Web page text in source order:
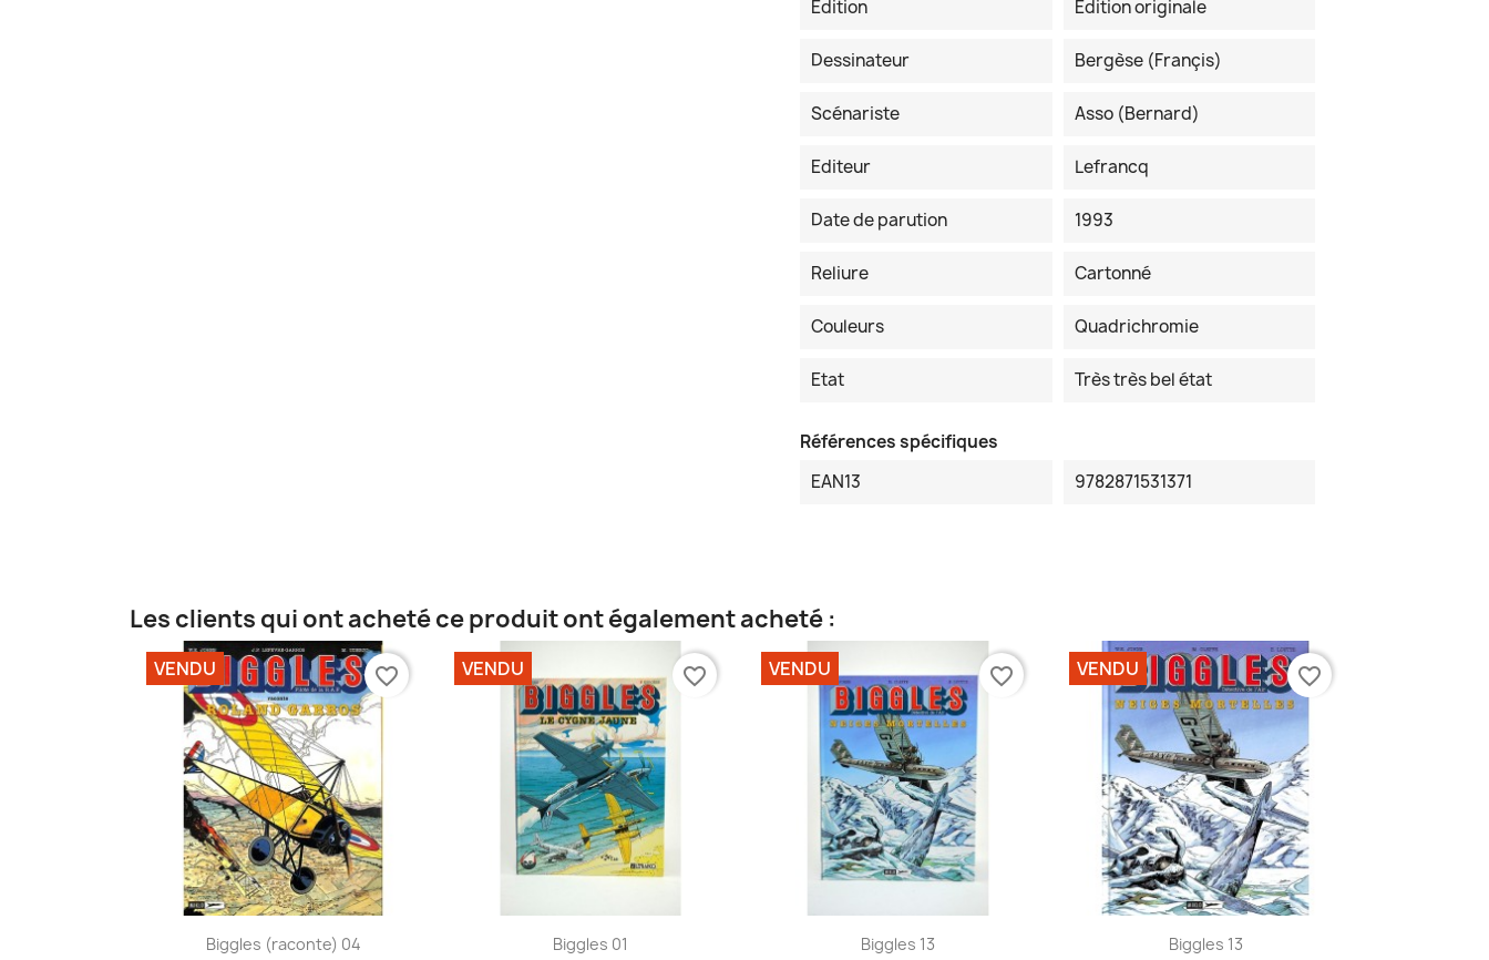
Edition
Edition originale
Dessinateur Bergèse (Françis)
Scénariste Asso (Bernard)
Editeur Lefrancq
Date de parution 1993
Reliure Cartonné
Couleurs Quadrichromie
Etat Très très bel état
Références spécifiques
EAN13
9782871531371
Les clients qui ont acheté ce produit ont également acheté :
Aperçu rapide
Biggles (raconte) 04
VENDU favorite_border
Aperçu rapide
Biggles 01
VENDU favorite_border
Aperçu rapide
Biggles 13
VENDU favorite_border
Aperçu rapide
Biggles 13
VENDU favorite_border